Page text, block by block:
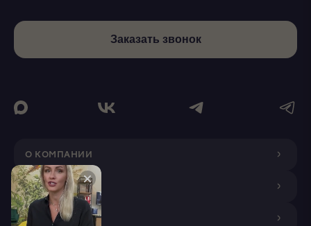
О КОМПАНИИ
ДИЗАЙНЕРАМ
ПОКУПАТЕЛЯМ
Заказать звонок